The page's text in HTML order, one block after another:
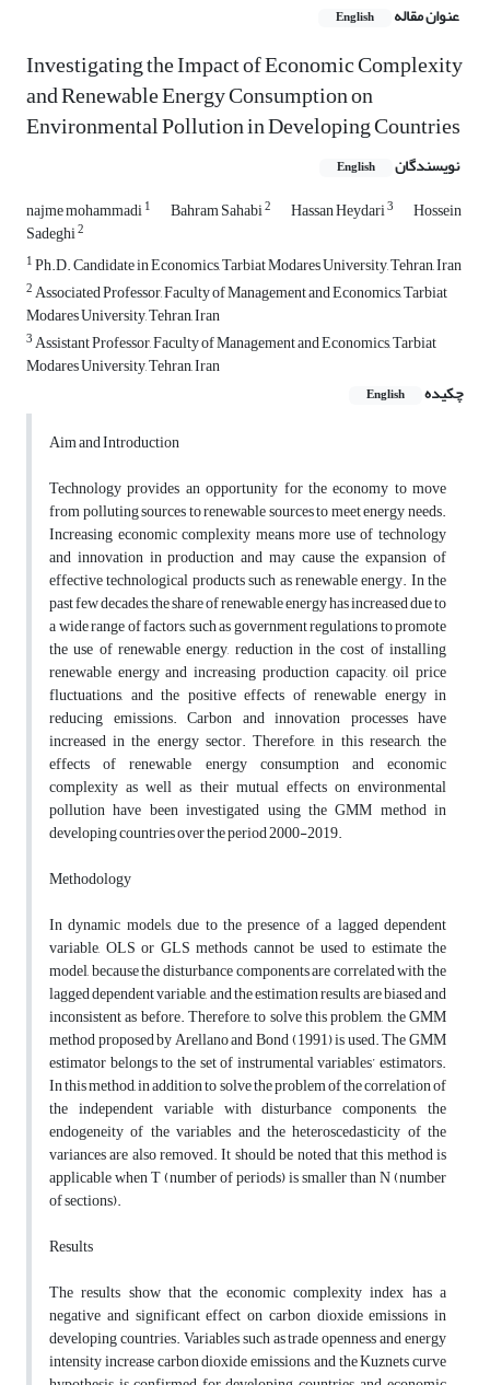
عنوان مقاله English
Investigating the Impact of Economic Complexity
and Renewable Energy Consumption on
Environmental Pollution in Developing Countries
نویسندگان English
najme mohammadi1 Bahram Sahabi2 Hassan Heydari3 Hossein
Sadeghi2
1Ph.D. Candidate in Economics, Tarbiat Modares University, Tehran, Iran
2Associated Professor, Faculty of Management and Economics, Tarbiat
Modares University, Tehran, Iran
3Assistant Professor, Faculty of Management and Economics, Tarbiat
Modares University, Tehran, Iran
چکیده
English
Aim and Introduction
Technology provides an opportunity for the economy to move
from polluting sources to renewable sources to meet energy needs.
Increasing economic complexity means more use of technology
and innovation in production and may cause the expansion of
effective technological products such as renewable energy. In the
past few decades, the share of renewable energy has increased due to
a wide range of factors, such as government regulations to promote
the use of renewable energy, reduction in the cost of installing
renewable energy and increasing production capacity, oil price
fluctuations, and the positive effects of renewable energy in
reducing emissions. Carbon and innovation processes have
increased in the energy sector. Therefore, in this research, the
effects of renewable energy consumption and economic
complexity as well as their mutual effects on environmental
pollution have been investigated using the GMM method in
developing countries over the period 2000-2019.
Methodology
In dynamic models, due to the presence of a lagged dependent
variable, OLS or GLS methods cannot be used to estimate the
model, because the disturbance components are correlated with the
lagged dependent variable, and the estimation results are biased and
inconsistent as before. Therefore, to solve this problem, the GMM
method proposed by Arellano and Bond (1991) is used. The GMM
estimator belongs to the set of instrumental variables’ estimators.
In this method, in addition to solve the problem of the correlation of
the independent variable with disturbance components, the
endogeneity of the variables and the heteroscedasticity of the
variances are also removed. It should be noted that this method is
applicable when T (number of periods) is smaller than N (number
of sections).
Results
The results show that the economic complexity index has a
negative and significant effect on carbon dioxide emissions in
developing countries. Variables such as trade openness and energy
intensity increase carbon dioxide emissions, and the Kuznets curve